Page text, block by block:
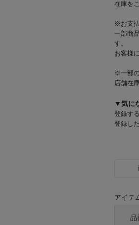
在庫を
※お支
一部商
す。
お客様
※一部
店舗在
▼気に
登録す
登録し
アイテ
品